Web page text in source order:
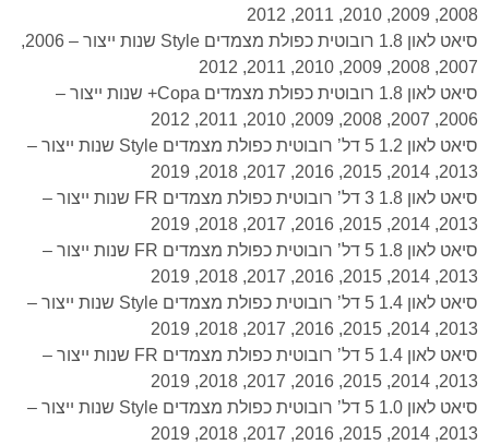
2008, 2009, 2010, 2011, 2012
סיאט לאון 1.8 רובוטית כפולת מצמדים Style שנות ייצור – 2006,
2007, 2008, 2009, 2010, 2011, 2012
סיאט לאון 1.8 רובוטית כפולת מצמדים Copa+ שנות ייצור –
2006, 2007, 2008, 2009, 2010, 2011, 2012
סיאט לאון 1.2 5 דל’ רובוטית כפולת מצמדים Style שנות ייצור –
2013, 2014, 2015, 2016, 2017, 2018, 2019
סיאט לאון 1.8 3 דל’ רובוטית כפולת מצמדים FR שנות ייצור –
2013, 2014, 2015, 2016, 2017, 2018, 2019
סיאט לאון 1.8 5 דל’ רובוטית כפולת מצמדים FR שנות ייצור –
2013, 2014, 2015, 2016, 2017, 2018, 2019
סיאט לאון 1.4 5 דל’ רובוטית כפולת מצמדים Style שנות ייצור –
2013, 2014, 2015, 2016, 2017, 2018, 2019
סיאט לאון 1.4 5 דל’ רובוטית כפולת מצמדים FR שנות ייצור –
2013, 2014, 2015, 2016, 2017, 2018, 2019
סיאט לאון 1.0 5 דל’ רובוטית כפולת מצמדים Style שנות ייצור –
2013, 2014, 2015, 2016, 2017, 2018, 2019